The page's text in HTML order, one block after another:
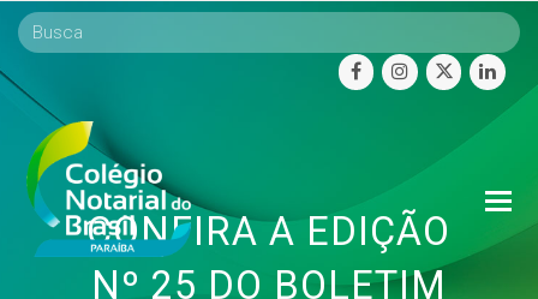
facebookinstagram
twitter
CONFIRA A EDIÇÃO
Nº 25 DO BOLETIM